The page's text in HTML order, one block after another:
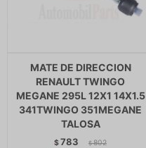
MATE DE DIRECCION
RENAULT TWINGO
MEGANE 295L 12X1 14X1.5
341TWINGO 351MEGANE
TALOSA
$783 $ 802